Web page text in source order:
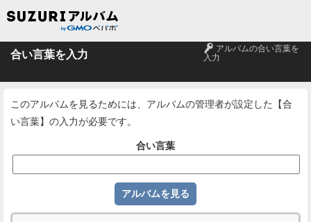
合い言葉を入力 🔑 アルバムの合い言葉を
入力
このアルバムを見るためには、アルバムの管理者が設定した【合
い言葉】の入力が必要です。
合い言葉